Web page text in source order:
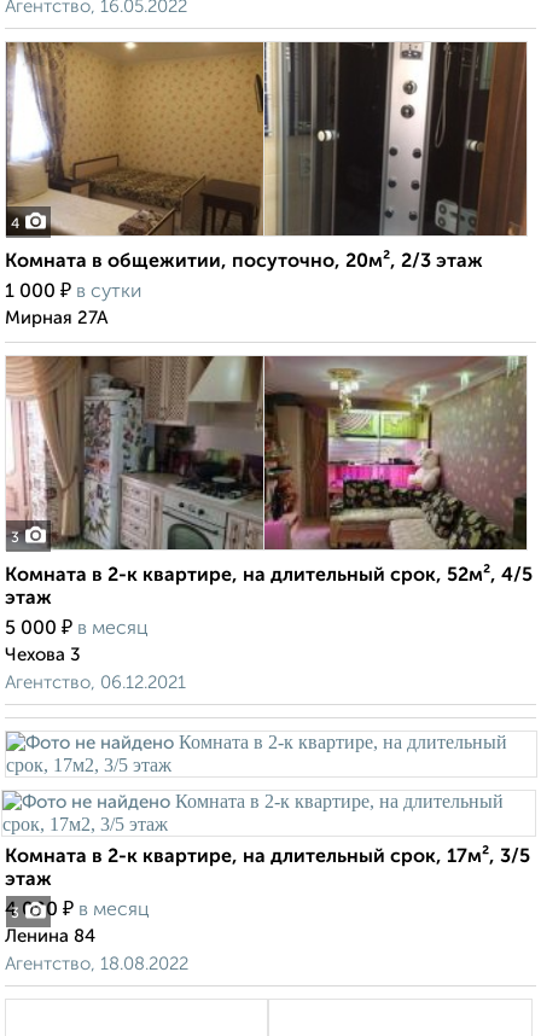
Агентство, 16.05.2022
4
Комната в общежитии, посуточно, 20м², 2/3 этаж
1 000 ₽ в сутки
Мирная 27А
3
Комната в 2-к квартире, на длительный срок, 52м², 4/5
этаж
5 000 ₽ в месяц
Чехова 3
Агентство, 06.12.2021
3
Комната в 2-к квартире, на длительный срок, 17м², 3/5
этаж
4 000 ₽ в месяц
Ленина 84
Агентство, 18.08.2022